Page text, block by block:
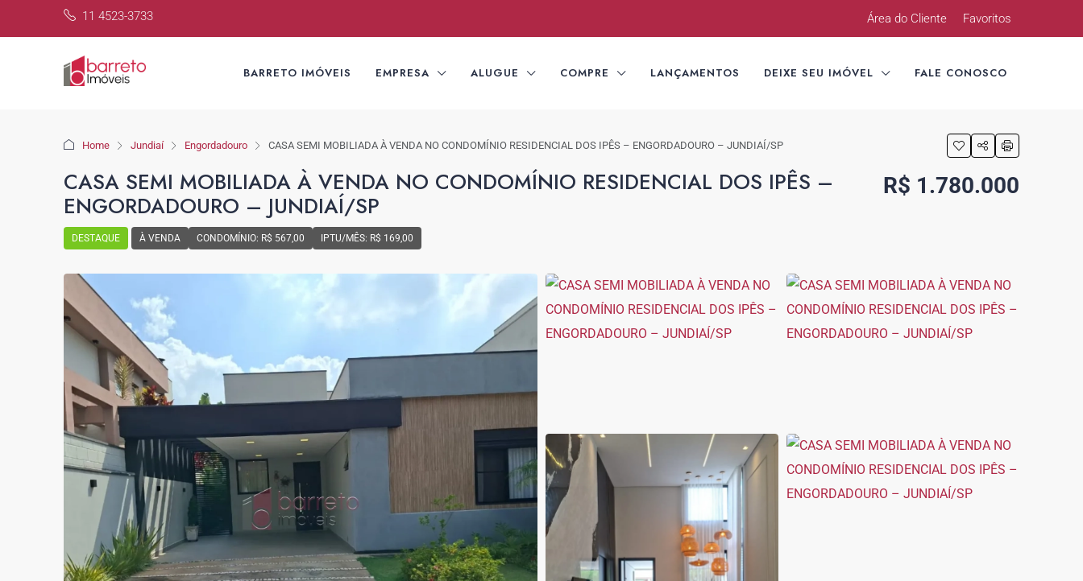
11 4523-3733 Área do Cliente Favoritos
BARRETO IMÓVEIS EMPRESA ALUGUE COMPRE LANÇAMENTOS DEIXE SEU IMÓVEL FALE CONOSCO
Home Jundiaí Engordadouro CASA SEMI MOBILIADA À VENDA NO CONDOMÍNIO RESIDENCIAL DOS IPÊS – ENGORDADOURO – JUNDIAÍ/SP
CASA SEMI MOBILIADA À VENDA NO CONDOMÍNIO RESIDENCIAL DOS IPÊS –
ENGORDADOURO – JUNDIAÍ/SP
DESTAQUE À VENDA CONDOMÍNIO: R$ 567,00 IPTU/MÊS: R$ 169,00
R$ 1.780.000